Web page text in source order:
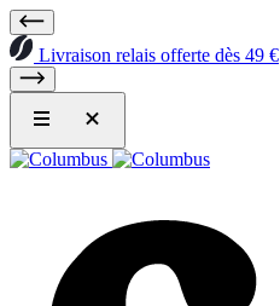
Livraison relais offerte dès 49 €